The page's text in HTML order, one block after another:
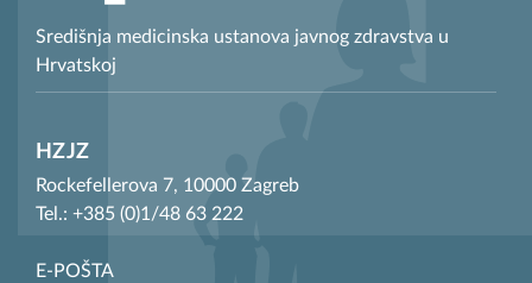
Središnja medicinska ustanova javnog zdravstva u
Hrvatskoj
HZJZ
Rockefellerova 7, 10000 Zagreb
Tel.: +385 (0)1/48 63 222
E-POŠTA